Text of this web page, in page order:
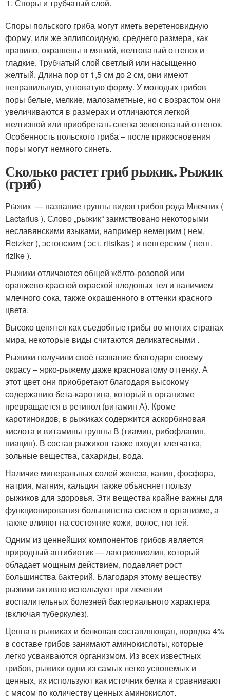
Споры и трубчатый слой.
Споры польского гриба могут иметь веретеновидную
форму, или же эллипсоидную, среднего размера, как
правило, окрашены в мягкий, желтоватый оттенок и
гладкие. Трубчатый слой светлый или насыщенно
желтый. Длина пор от 1,5 см до 2 см, они имеют
неправильную, угловатую форму. У молодых грибов
поры белые, мелкие, малозаметные, но с возрастом они
увеличиваются в размерах и отличаются легкой
желтизной или приобретать слегка зеленоватый оттенок.
Особенность польского гриба – после прикосновения
поры могут немного синеть.
Сколько растет гриб рыжик. Рыжик
(гриб)
Ры́жик — название группы видов грибов рода Млечник (
Lactarius ). Слово „рыжик“ заимствовано некоторыми
неславянскими языками, например немецким ( нем.
Reizker ), эстонским ( эст. riisikas ) и венгерским ( венг.
rizike ).
Рыжики отличаются общей жёлто-розовой или
оранжево-красной окраской плодовых тел и наличием
млечного сока, также окрашенного в оттенки красного
цвета.
Высоко ценятся как съедобные грибы во многих странах
мира, некоторые виды считаются деликатесными .
Рыжики получили своё название благодаря своему
окрасу – ярко-рыжему даже красноватому оттенку. А
этот цвет они приобретают благодаря высокому
содержанию бета-каротина, который в организме
превращается в ретинол (витамин А). Кроме
каротиноидов, в рыжиках содержится аскорбиновая
кислота и витамины группы В (тиамин, рибофлавин,
ниацин). В состав рыжиков также входит клетчатка,
зольные вещества, сахариды, вода.
Наличие минеральных солей железа, калия, фосфора,
натрия, магния, кальция также объясняет пользу
рыжиков для здоровья. Эти вещества крайне важны для
функционирования большинства систем в организме, а
также влияют на состояние кожи, волос, ногтей.
Одним из ценнейших компонентов грибов является
природный антибиотик — лактриовиолин, который
обладает мощным действием, подавляет рост
большинства бактерий. Благодаря этому веществу
рыжики активно используют при лечении
воспалительных болезней бактериального характера
(включая туберкулез).
Ценна в рыжиках и белковая составляющая, порядка 4%
в составе грибов занимают аминокислоты, которые
легко усваиваются организмом. Из всех известных
грибов, рыжики одни из самых легко усвояемых и
ценных, их используют как источник белка и сравнивают
с мясом по количеству ценных аминокислот.